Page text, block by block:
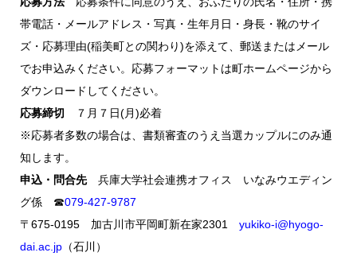
帯電話・メールアドレス・写真・生年月日・身長・靴のサイ
ズ・応募理由(稲美町との関わり)を添えて、郵送またはメール
でお申込みください。応募フォーマットは町ホームページから
ダウンロードしてください。
応募締切 ７月７日(月)必着
※応募者多数の場合は、書類審査のうえ当選カップルにのみ通
知します。
申込・問合先兵庫大学社会連携オフィス いなみウエディン
グ係 ☎079-427-9787
〒675-0195 加古川市平岡町新在家2301 yukiko-i@hyogo-
dai.ac.jp （石川）